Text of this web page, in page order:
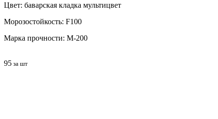
Цвет: баварская кладка мультицвет
Морозостойкость: F100
Марка прочности: М-200
95 за шт